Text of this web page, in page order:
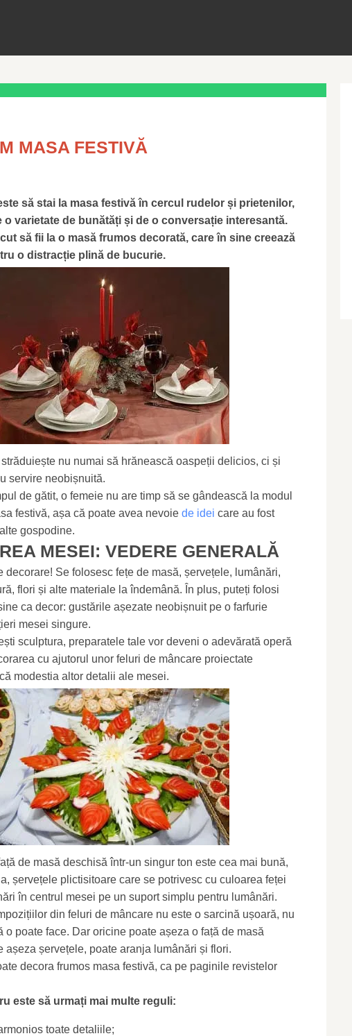
MASA FESTIVĂ
să stai la masa festivă în cercul rudelor și prietenilor,
o varietate de bunătăți și de o conversație interesantă.
să fii la o masă frumos decorată, care în sine creează
o distracție plină de bucurie.
nu numai să hrănească oaspeții delicios, ci și
servire neobișnuită.
de gătit, o femeie nu are timp să se gândească la modul
festivă, așa că poate avea nevoie de idei care au fost
gospodine.
MESEI: VEDERE GENERALĂ
decorare! Se folosesc fețe de masă, șervețele, lumânări,
flori și alte materiale la îndemână. În plus, puteți folosi
ca decor: gustările așezate neobișnuit pe o farfurie
mesei singure.
sculptura, preparatele tale vor deveni o adevărată operă
cu ajutorul unor feluri de mâncare proiectate
modestia altor detalii ale mesei.
de masă deschisă într-un singur ton este cea mai bună,
șervețele plictisitoare care se potrivesc cu culoarea feței
în centrul mesei pe un suport simplu pentru lumânări.
din feluri de mâncare nu este o sarcină ușoară, nu
o poate face. Dar oricine poate așeza o față de masă
așeza șervețele, poate aranja lumânări și flori.
decora frumos masa festivă, ca pe paginile revistelor
este să urmați mai multe reguli:
toate detaliile;